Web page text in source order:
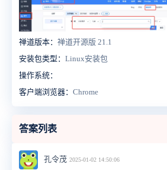
禅道版本： 禅道开源版 21.1
安装包类型： Linux安装包
操作系统：
客户端浏览器： Chrome
答案列表
孔令茂 2025-01-02 14:50:06